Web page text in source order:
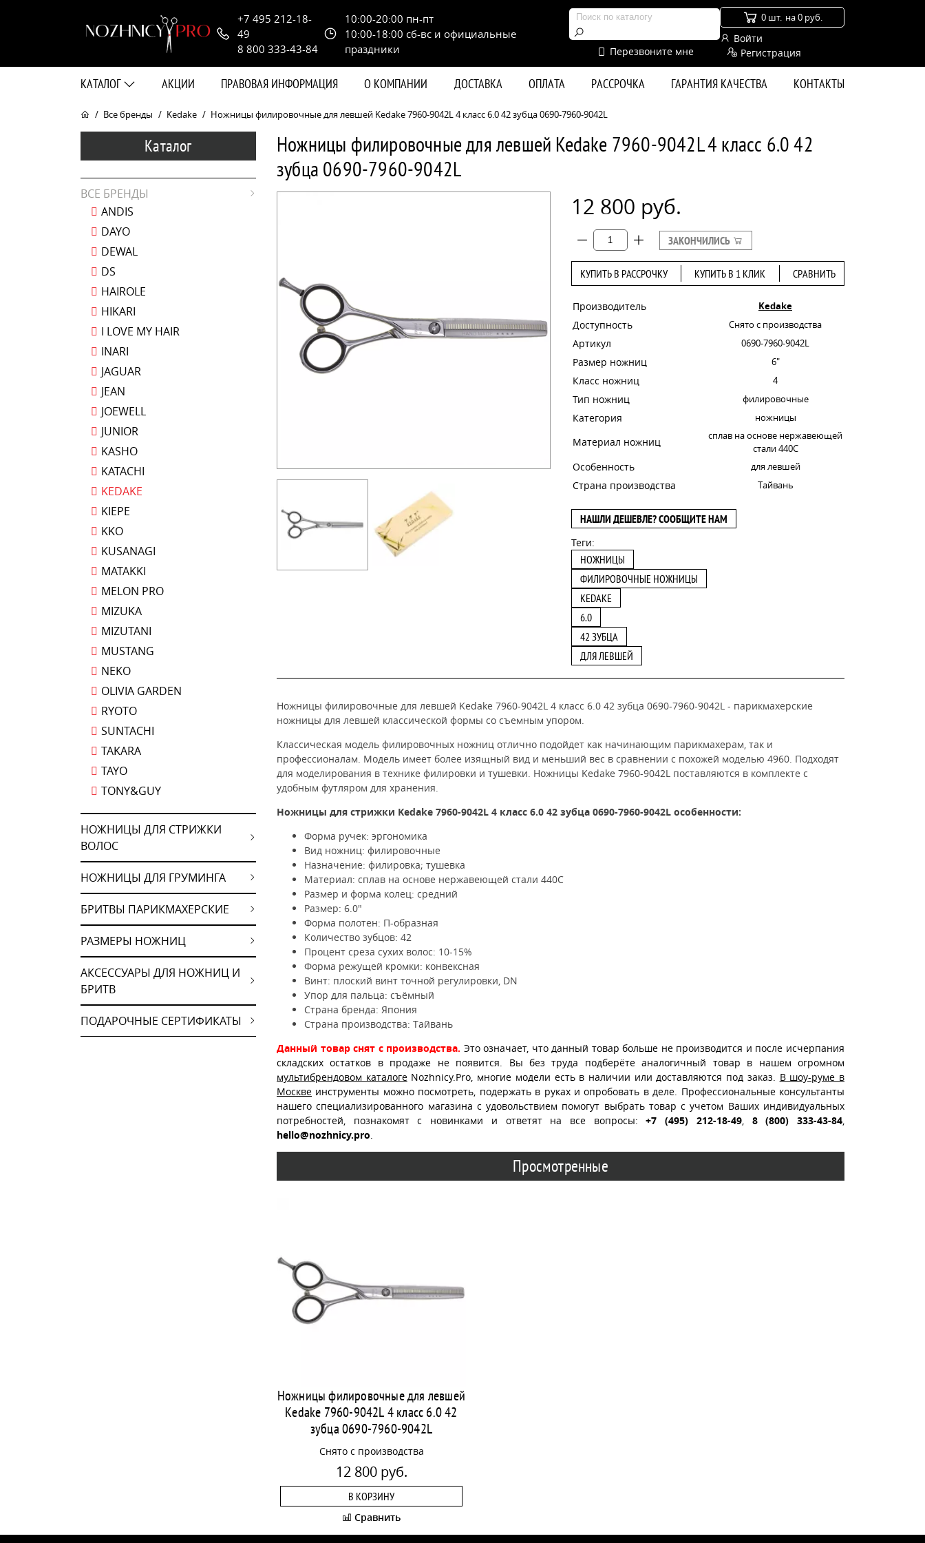
+7 495 212-18-
49
8 800 333-43-84
10:00-20:00 пн-пт
10:00-18:00 сб-вс и официальные
праздники
Перезвоните мне
0 шт. на 0 руб.
Войти
Регистрация
КАТАЛОГ АКЦИИ ПРАВОВАЯ ИНФОРМАЦИЯ О КОМПАНИИ ДОСТАВКА ОПЛАТА РАССРОЧКА ГАРАНТИЯ КАЧЕСТВА КОНТАКТЫ
Все бренды Kedake Ножницы филировочные для левшей Kedake 7960-9042L 4 класс 6.0 42 зубца 0690-7960-9042L
Каталог
ВСЕ БРЕНДЫ
ANDIS
DAYO
DEWAL
DS
HAIROLE
HIKARI
I LOVE MY HAIR
INARI
JAGUAR
JEAN
JOEWELL
JUNIOR
KASHO
KATACHI
KEDAKE
KIEPE
KKO
KUSANAGI
MATAKKI
MELON PRO
MIZUKA
MIZUTANI
MUSTANG
NEKO
OLIVIA GARDEN
RYOTO
SUNTACHI
TAKARA
TAYO
TONY&GUY
НОЖНИЦЫ ДЛЯ СТРИЖКИ
ВОЛОС
НОЖНИЦЫ ДЛЯ ГРУМИНГА
БРИТВЫ ПАРИКМАХЕРСКИЕ
РАЗМЕРЫ НОЖНИЦ
АКСЕССУАРЫ ДЛЯ НОЖНИЦ И
БРИТВ
ПОДАРОЧНЫЕ СЕРТИФИКАТЫ
Ножницы филировочные для левшей Kedake 7960-9042L 4 класс 6.0 42
зубца 0690-7960-9042L
12 800 руб.
ЗАКОНЧИЛИСЬ
КУПИТЬ В РАССРОЧКУ КУПИТЬ В 1 КЛИК СРАВНИТЬ
Производитель Kedake
Доступность Снято с производства
Артикул 0690-7960-9042L
Размер ножниц 6"
Класс ножниц 4
Тип ножниц филировочные
Категория ножницы
Материал ножниц
сплав на основе нержавеющей
стали 440C
Особенность для левшей
Страна производства Тайвань
НАШЛИ ДЕШЕВЛЕ? СООБЩИТЕ НАМ
Теги:
НОЖНИЦЫ
ФИЛИРОВОЧНЫЕ НОЖНИЦЫ
KEDAKE
6.0
42 ЗУБЦА
ДЛЯ ЛЕВШЕЙ
Ножницы филировочные для левшей Kedake 7960-9042L 4 класс 6.0 42 зубца 0690-7960-9042L - парикмахерские
ножницы для левшей классической формы со съемным упором.
Классическая модель филировочных ножниц отлично подойдет как начинающим парикмахерам, так и
профессионалам. Модель имеет более изящный вид и меньший вес в сравнении с похожей моделью 4960. Подходят
для моделирования в технике филировки и тушевки. Ножницы Kedake 7960-9042L поставляются в комплекте с
удобным футляром для хранения.
Ножницы для стрижки Kedake 7960-9042L 4 класс 6.0 42 зубца 0690-7960-9042L особенности:
Форма ручек: эргономика
Вид ножниц: филировочные
Назначение: филировка; тушевка
Материал: сплав на основе нержавеющей стали 440C
Размер и форма колец: средний
Размер: 6.0"
Форма полотен: П-образная
Количество зубцов: 42
Процент среза сухих волос: 10-15%
Форма режущей кромки: конвексная
Винт: плоский винт точной регулировки, DN
Упор для пальца: съёмный
Страна бренда: Япония
Страна производства: Тайвань
Данный товар снят с производства. Это означает, что данный товар больше не производится и после исчерпания
складских остатков в продаже не появится. Вы без труда подберёте аналогичный товар в нашем огромном
мультибрендовом каталогеNozhnicy.Pro, многие модели есть в наличии или доставляются под заказ. В шоу-руме в
Москве инструменты можно посмотреть, подержать в руках и опробовать в деле. Профессиональные консультанты
нашего специализированного магазина с удовольствием помогут выбрать товар с учетом Ваших индивидуальных
потребностей, познакомят с новинками и ответят на все вопросы:+7 (495) 212-18-49, 8 (800) 333-43-84,
hello@nozhnicy.pro.
Просмотренные
Ножницы филировочные для левшей
Kedake 7960-9042L 4 класс 6.0 42
зубца 0690-7960-9042L
Снято с производства
12 800 руб.
В КОРЗИНУ
Сравнить